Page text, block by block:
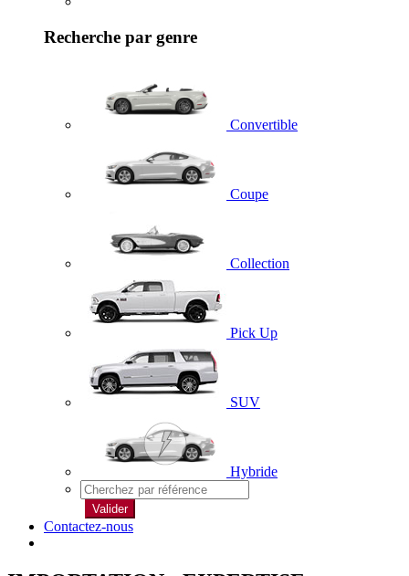
Recherche par genre
Convertible
Coupe
Collection
Pick Up
SUV
Hybride
Valider
Contactez-nous